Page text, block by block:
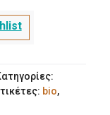
bio,